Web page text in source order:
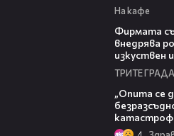
На кафе
Фирмата
внедрява
изкуствен
ТРИТЕ ГРАДА
„Опита се